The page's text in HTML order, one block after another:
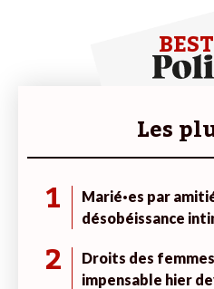
Les
1
Marié·es par
désobéissance
2
Droits des
impensable hier